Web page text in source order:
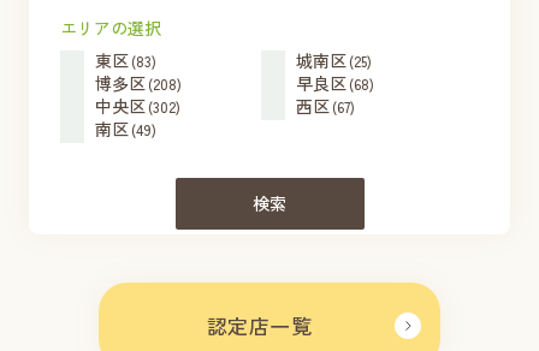
認定店一覧
エリアの選択
東区(83) 城南区(25)
博多区(208) 早良区(68)
中央区(302) 西区(67)
南区(49)
検索